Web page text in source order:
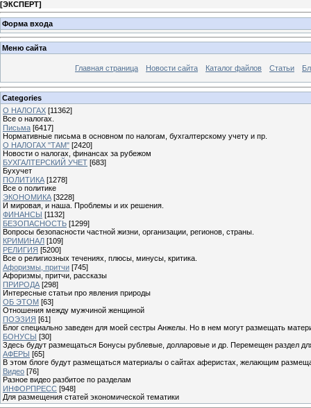
[ЭКСПЕРТ]
Форма входа
Меню сайта
Главная страница Новости сайта Каталог файлов Статьи
Categories
О НАЛОГАХ [11362]
Все о налогах.
Письма [6417]
Нормативные письма в основном по налогам, бухгалтерскому учету и пр.
О НАЛОГАХ "ТАМ" [2420]
Новости о налогах, финансах за рубежом
БУХГАЛТЕРСКИЙ УЧЕТ [683]
Бухучет
ПОЛИТИКА [1278]
Все о политике
ЭКОНОМИКА [3228]
И мировая, и наша. Проблемы и их решения.
ФИНАНСЫ [1132]
БЕЗОПАСНОСТЬ [1299]
Вопросы безопасности частной жизни, организации, регионов, страны.
КРИМИНАЛ [109]
РЕЛИГИЯ [5200]
Все о религиозных течениях, плюсы, минусы, критика.
Афоризмы, притчи [745]
Афоризмы, притчи, рассказы
ПРИРОДА [298]
Интересные статьи про явления природы
ОБ ЭТОМ [63]
Отношения между мужчиной женщиной
ПОЭЗИЯ [61]
Блог специально заведен для моей сестры Анжелы. Но в нем могут размещать
БОНУСЫ [30]
Здесь будут размещаться Бонусы рублевые, долларовые и др. Перемещен раздел
АФЕРЫ [65]
В этом блоге будут размещаться материалы о сайтах аферистах, желающим
Видео [76]
Разное видео разбитое по разделам
ИНФОРПРЕСС [948]
Для размещения статей экономической тематики